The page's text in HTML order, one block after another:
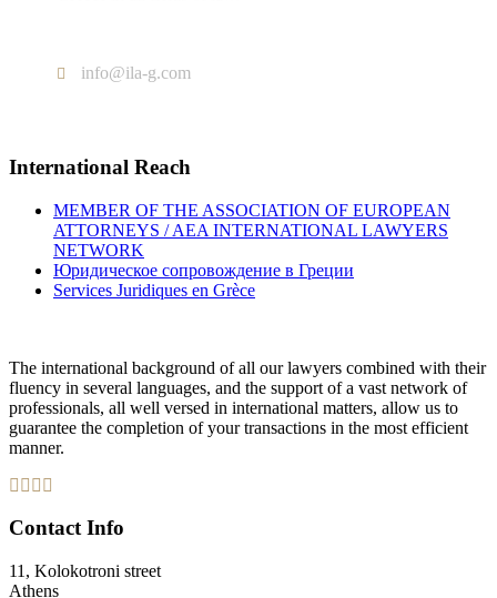
info@ila-g.com
International Reach
MEMBER OF THE ASSOCIATION OF EUROPEAN
ATTORNEYS / AEA INTERNATIONAL LAWYERS
NETWORK
Юридическое сопровождение в Греции
Services Juridiques en Grèce
The international background of all our lawyers combined with their
fluency in several languages, and the support of a vast network of
professionals, all well versed in international matters, allow us to
guarantee the completion of your transactions in the most efficient
manner.
Contact Info
11, Kolokotroni street
Athens